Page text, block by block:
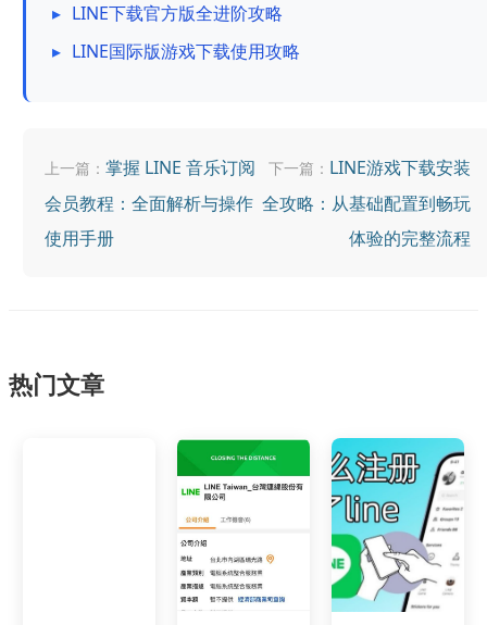
▸ LINE下载官方版全进阶攻略
▸ LINE国际版游戏下载使用攻略
上一篇： 掌握 LINE 音乐订阅
会员教程：全面解析与操作
使用手册
下一篇： LINE游戏下载安装
全攻略：从基础配置到畅玩
体验的完整流程
热门文章